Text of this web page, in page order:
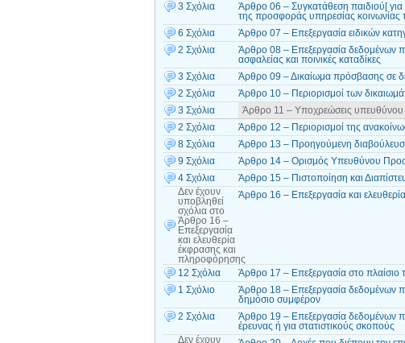
3 Σχόλια
Άρθρο 06 – Συγκατάθεση παιδιού[
της προσφοράς υπηρεσίας κοινωνίας
6 Σχόλια
Άρθρο 07 – Επεξεργασία ειδικών
2 Σχόλια
Άρθρο 08 – Επεξεργασία δεδομένων
ασφαλείας και ποινικές καταδίκες
3 Σχόλια
Άρθρο 09 – Δικαίωμα πρόσβασης σε
2 Σχόλια
Άρθρο 10 – Περιορισμοί των
3 Σχόλια
Άρθρο 11 – Υποχρεώσεις υπευθύνου
2 Σχόλια
Άρθρο 12 – Περιορισμοί της
8 Σχόλια
Άρθρο 13 – Προηγούμενη
9 Σχόλια
Άρθρο 14 – Ορισμός Υπευθύνου
4 Σχόλια
Άρθρο 15 – Πιστοποίηση και
Δεν έχουν
υποβληθεί
σχόλια στο
Άρθρο 16 –
Επεξεργασία
και ελευθερία
έκφρασης και
πληροφόρησης
Άρθρο 16 – Επεξεργασία και
12 Σχόλια
Άρθρο 17 – Επεξεργασία στο
1 Σχόλιο
Άρθρο 18 – Επεξεργασία δεδομένων
δημόσιο συμφέρον
2 Σχόλια
Άρθρο 19 – Επεξεργασία δεδομένων
έρευνας ή για στατιστικούς σκοπούς
Δεν έχουν